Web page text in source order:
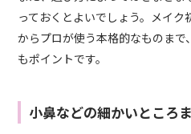
っておくとよいでしょう。メイ
からプロが使う本格的なものま
もポイントです。
小鼻などの細かいところ